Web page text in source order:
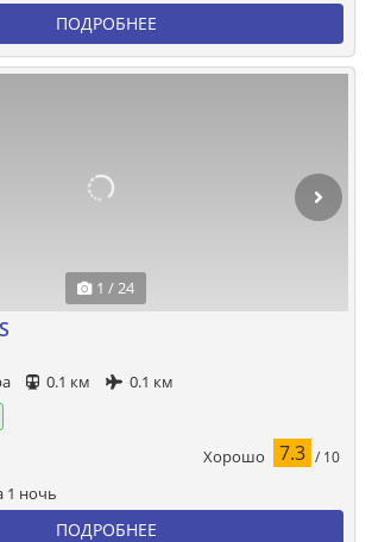
ПОДРОБНЕЕ
1 / 24
0.1 км
0.1 км
Хорошо 7.3 / 10
1 ночь
ПОДРОБНЕЕ